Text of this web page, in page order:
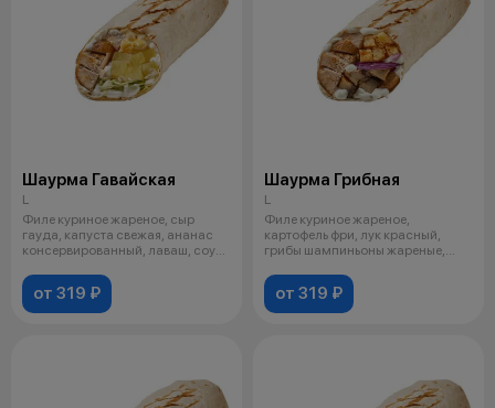
Шаурма Гавайская
L
Филе куриное жареное, сыр
гауда, капуста свежая, ананас
консервированный, лаваш, соус
от 319 ₽
Шаурма Грибная
L
Филе куриное жареное,
картофель фри, лук красный,
грибы шампиньоны жареные,
от 319 ₽